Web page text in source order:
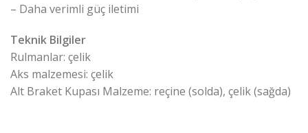
– Daha verimli güç iletimi
Teknik Bilgiler
Rulmanlar: çelik
Aks malzemesi: çelik
Alt Braket Kupası Malzeme: reçine (solda), çelik (sağda)